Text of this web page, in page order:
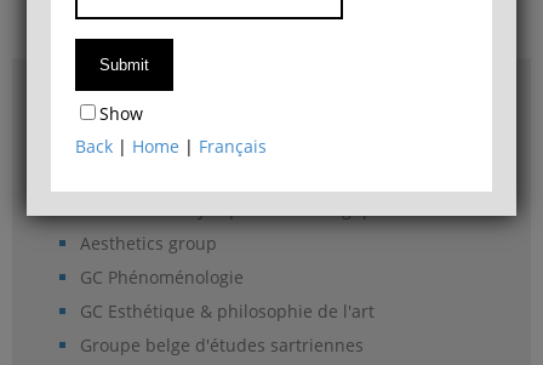
Access & maps
Philosophy Department Library
Aesthetics group
GC Phénoménologie
GC Esthétique & philosophie de l'art
Groupe belge d'études sartriennes
Show
Back | Home | Français